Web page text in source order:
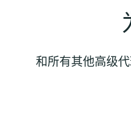
和所有其他高级